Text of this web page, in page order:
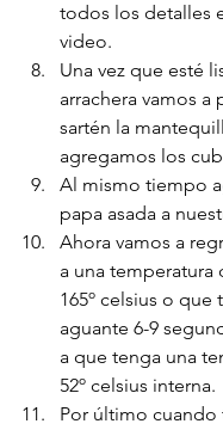
todos los detalles
video.
Una vez que esté
arrachera vamos a
sartén la
agregamos los
Al mismo tiempo
papa asada a
Ahora vamos a
a una temperatura
165º celsius o que
aguante 6-9
a que tenga una
52º celsius interna.
Por último